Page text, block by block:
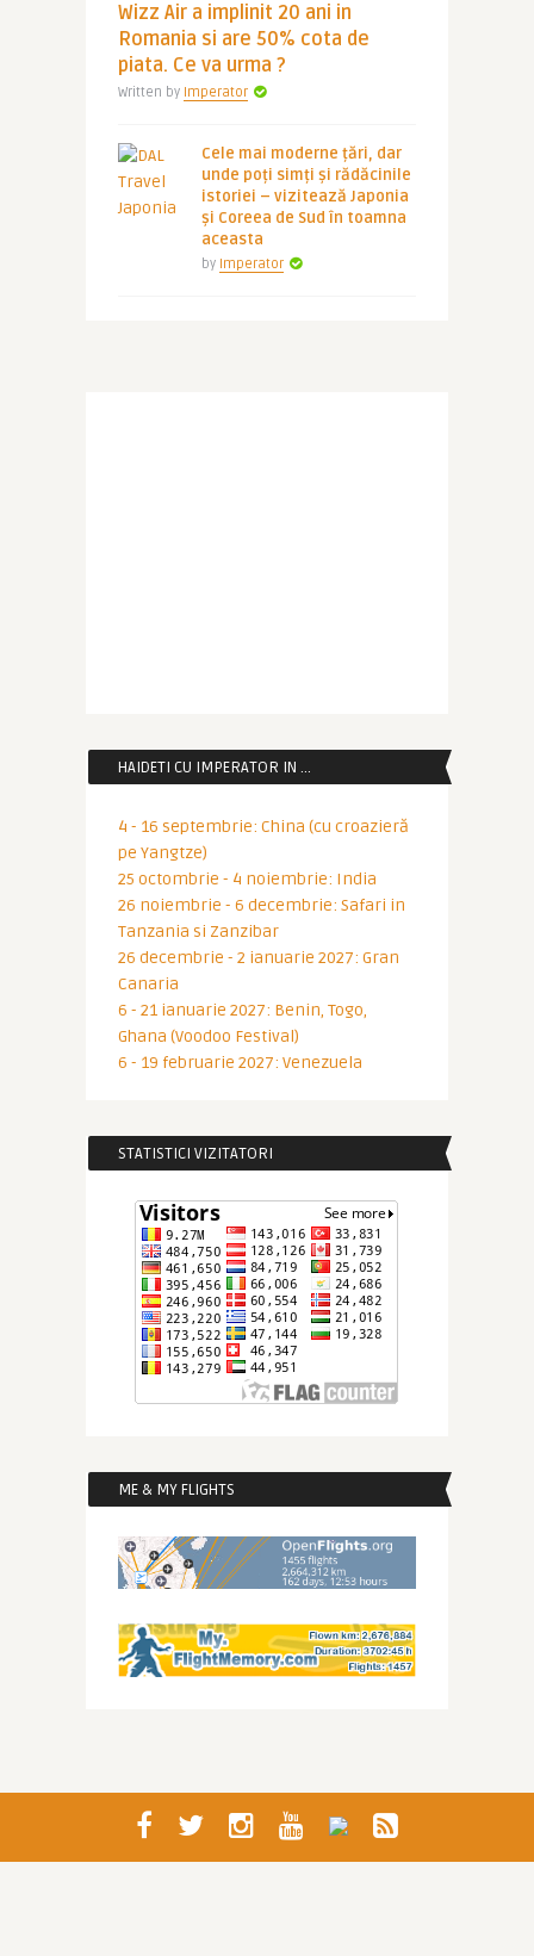
Wizz Air a implinit 20 ani in
Romania si are 50% cota de
piata. Ce va urma ?
Written by Imperator
Cele mai moderne țări, dar
unde poți simți și rădăcinile
istoriei – vizitează Japonia
și Coreea de Sud în toamna
aceasta
by Imperator
HAIDETI CU IMPERATOR IN …
4 - 16 septembrie: China (cu croazieră
pe Yangtze)
25 octombrie - 4 noiembrie: India
26 noiembrie - 6 decembrie: Safari in
Tanzania si Zanzibar
26 decembrie - 2 ianuarie 2027: Gran
Canaria
6 - 21 ianuarie 2027: Benin, Togo,
Ghana (Voodoo Festival)
6 - 19 februarie 2027: Venezuela
STATISTICI VIZITATORI
ME & MY FLIGHTS